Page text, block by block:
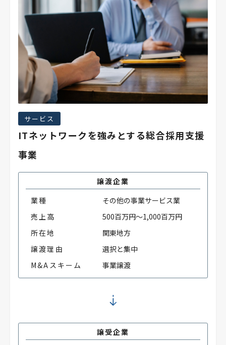
サービス
ITネットワークを強みとする総合採用支援
事業
譲渡企業
業種
その他の事業サービス業
売上高
500百万円～1,000百万円
所在地
関東地方
譲渡理由
選択と集中
M&Aスキーム
事業譲渡
譲受企業